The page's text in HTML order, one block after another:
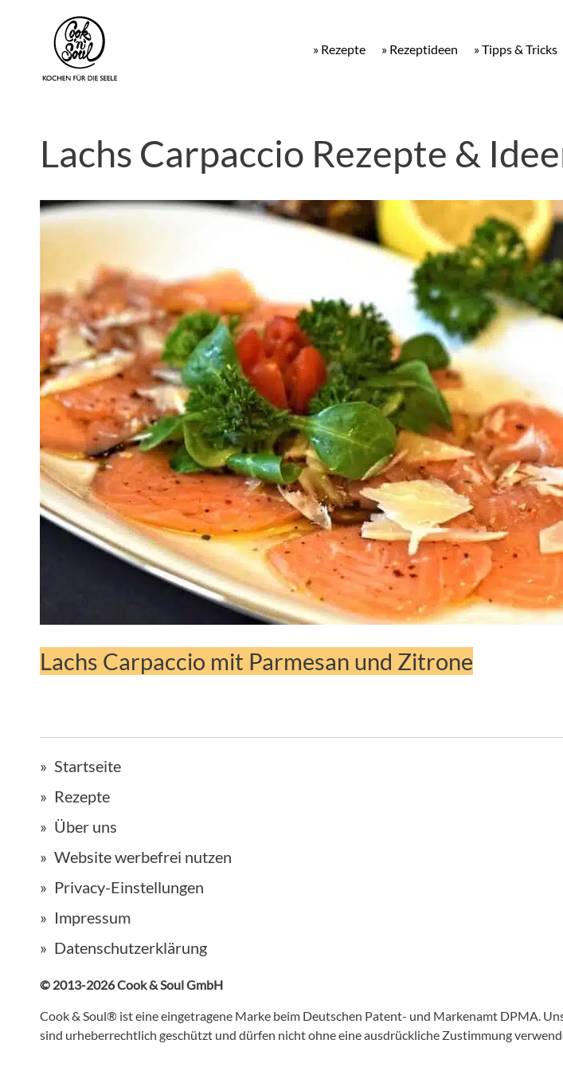
» Tipps & Tricks
» Rezeptideen
» Rezepte
Lachs Carpaccio Rezepte &
Lachs Carpaccio mit Parmesan und Zitrone
Startseite
Rezepte
Über uns
Website werbefrei nutzen
Privacy-Einstellungen
Impressum
Datenschutzerklärung
© 2013-2026 Cook & Soul GmbH
Cook & Soul® ist eine eingetragene Marke beim Deutschen Patent- und Markenamt DPMA.
sind urheberrechtlich geschützt und dürfen nicht ohne eine ausdrückliche Zustimmung